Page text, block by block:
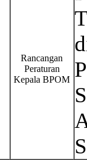
Rancangan
Peraturan
Kepala BPOM